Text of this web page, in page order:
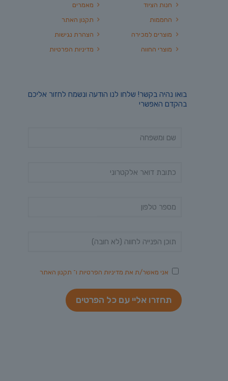
מאמרים
תקנון האתר
הצהרת נגישות
מדיניות הפרטיות
חנות הציוד
החממות
מוצרים למכירה
מוצרי החווה
בואו נהיה בקשר! שלחו לנו הודעה ונשמח לחזור אליכם
בהקדם האפשרי
אני מאשר/ת את מדיניות הפרטיות ו־ תקנון האתר